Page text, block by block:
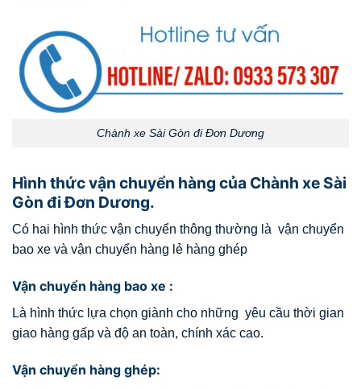
Chành xe Sài Gòn đi Đơn Dương
Hình thức vận chuyển hàng của Chành xe Sài
Gòn đi Đơn Dương.
Có hai hình thức vận chuyển thông thường là vận chuyển
bao xe và vận chuyển hàng lẻ hàng ghép
Vận chuyển hàng bao xe :
Là hình thức lựa chọn giành cho những yêu cầu thời gian
giao hàng gấp và độ an toàn, chính xác cao.
Vận chuyển hàng ghép: